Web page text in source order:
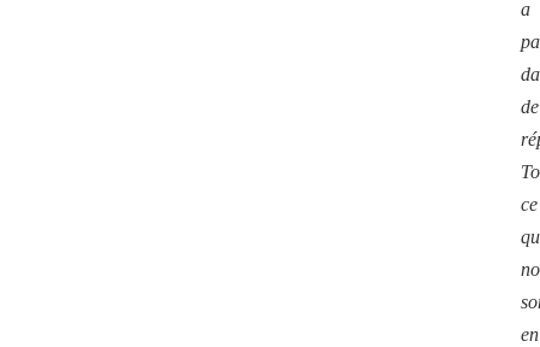
a
de
ce
en